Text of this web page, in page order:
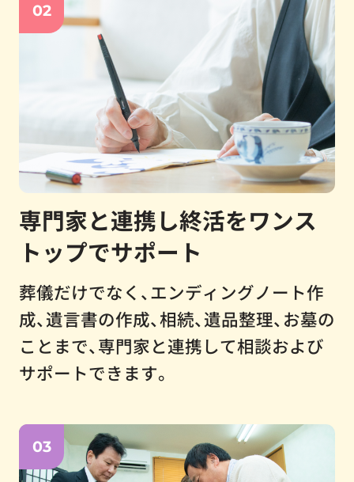
02
専門家と連携し終活をワンス
トップでサポート
葬儀だけでなく、エンディングノート作
成、遺言書の作成、相続、遺品整理、お墓の
ことまで、専門家と連携して相談および
サポートできます。
03